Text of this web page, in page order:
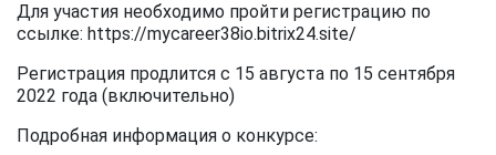
Для участия необходимо пройти регистрацию по
ссылке: https://mycareer38io.bitrix24.site/
Регистрация продлится с 15 августа по 15 сентября
2022 года (включительно)
Подробная информация о конкурсе: